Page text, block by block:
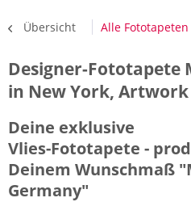
Übersicht Alle Fototapeten
Designer-Fototapete
in New York,
Deine exklusive
Vlies-Fototapete -
Deinem Wunschmaß
Germany"